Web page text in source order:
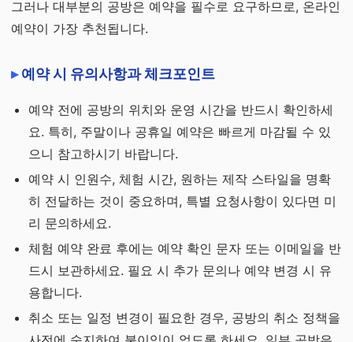
그러나 대부분의 공방은 예약을 필수로 요구하므로, 온라인
예약이 가장 추천됩니다.
예약 시 유의사항과 체크포인트
예약 전에 공방의 위치와 운영 시간을 반드시 확인하세
요. 특히, 주말이나 공휴일 예약은 빠르게 마감될 수 있
으니 참고하시기 바랍니다.
예약 시 인원수, 체험 시간, 원하는 제작 스타일을 명확
히 전달하는 것이 중요하며, 특별 요청사항이 있다면 미
리 문의하세요.
체험 예약 완료 후에는 예약 확인 문자 또는 이메일을 반
드시 보관하세요. 필요 시 추가 문의나 예약 변경 시 유
용합니다.
취소 또는 일정 변경이 필요한 경우, 공방의 취소 정책을